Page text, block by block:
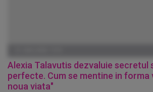
Alexia Talavutis dezvaluie secretul
perfecte. Cum se mentine in forma
noua viata"